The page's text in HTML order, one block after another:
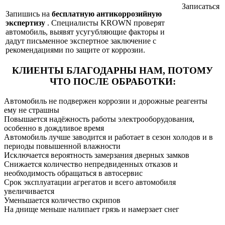
Запишись на бесплатную антикоррозийную
экспертизу . Специалисты KROWN проверят
автомобиль, выявят усугубляющие факторы и
дадут письменное экспертное заключение с
рекомендациями по защите от коррозии.
Записаться
КЛИЕНТЫ БЛАГОДАРНЫ НАМ, ПОТОМУ
ЧТО ПОСЛЕ ОБРАБОТКИ:
Автомобиль не подвержен коррозии и дорожные реагенты
ему не страшны
Повышается надёжность работы электрооборудования,
особенно в дождливое время
Автомобиль лучше заводится и работает в сезон холодов и в
периоды повышенной влажности
Исключается вероятность замерзания дверных замков
Снижается количество непредвиденных отказов и
необходимость обращаться в автосервис
Срок эксплуатации агрегатов и всего автомобиля
увеличивается
Уменьшается количество скрипов
На днище меньше налипает грязь и намерзает снег